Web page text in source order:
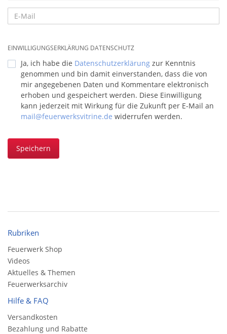
EINWILLIGUNGSERKLÄRUNG DATENSCHUTZ
Ja, ich habe die Datenschutzerklärung zur Kenntnis
genommen und bin damit einverstanden, dass die von
mir angegebenen Daten und Kommentare elektronisch
erhoben und gespeichert werden. Diese Einwilligung
kann jederzeit mit Wirkung für die Zukunft per E-Mail an
mail@feuerwerksvitrine.de widerrufen werden.
Speichern
Rubriken
Feuerwerk Shop
Videos
Aktuelles & Themen
Feuerwerksarchiv
Hilfe & FAQ
Versandkosten
Bezahlung und Rabatte